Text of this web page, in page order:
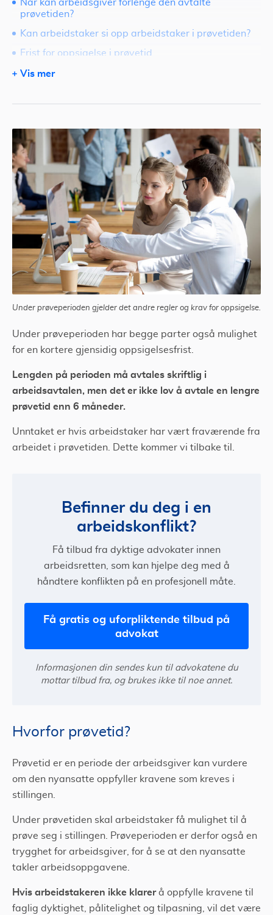
Under prøveperioden gjelder det andre regler og krav for oppsigelse.
Under prøveperioden har begge parter også mulighet
for en kortere gjensidig oppsigelsesfrist.
Lengden på perioden må avtales skriftlig i
arbeidsavtalen, men det er ikke lov å avtale en lengre
prøvetid enn 6 måneder.
Unntaket er hvis arbeidstaker har vært fraværende fra
arbeidet i prøvetiden. Dette kommer vi tilbake til.
Befinner du deg i en
arbeidskonflikt?
Få tilbud fra dyktige advokater innen
arbeidsretten, som kan hjelpe deg med å
håndtere konflikten på en profesjonell måte.
Få gratis og uforpliktende tilbud på
advokat
Informasjonen din sendes kun til advokatene du
mottar tilbud fra, og brukes ikke til noe annet.
Hvorfor prøvetid?
Prøvetid er en periode der arbeidsgiver kan vurdere
om den nyansatte oppfyller kravene som kreves i
stillingen.
Under prøvetiden skal arbeidstaker få mulighet til å
prøve seg i stillingen. Prøveperioden er derfor også en
trygghet for arbeidsgiver, for å se at den nyansatte
takler arbeidsoppgavene.
Hvis arbeidstakeren ikke klarerå oppfylle kravene til
faglig dyktighet, pålitelighet og tilpasning, vil det være
Når kan arbeidsgiver forlenge den avtalte
prøvetiden?
Kan arbeidstaker si opp arbeidstaker i prøvetiden?
Frist for oppsigelse i prøvetid
Har arbeidstaker et stillingsvern?
Trenger du advokat i forbindelse med oppsigelse i
prøvetiden?
Ugyldig oppsigelse i prøvetiden? Rett på erstatning
Vis mer